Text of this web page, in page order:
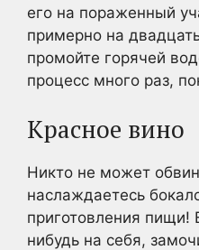
его на пораженный
примерно на
промойте горячей
процесс много раз,
Красное вино
Никто не может
наслаждаетесь
приготовления пищи!
нибудь на себя,